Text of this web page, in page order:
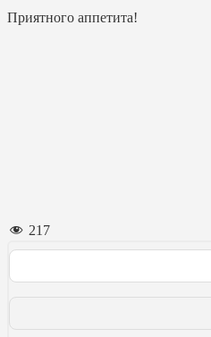
Приятного аппетита!
217